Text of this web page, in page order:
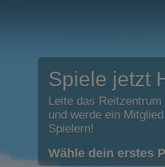
Spiele jetzt
Leite das Reitzentrum
und werde ein
Spielern!
Wähle dein erstes